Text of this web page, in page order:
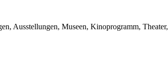
Ausstellungen, Museen, Kinoprogramm, Theater,